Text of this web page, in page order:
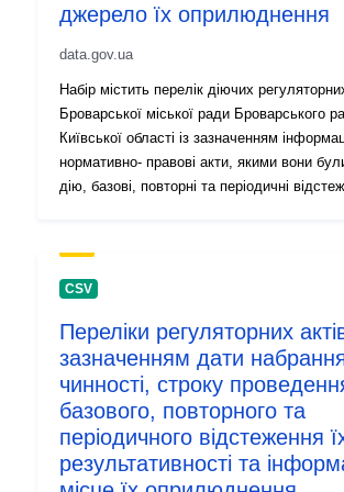
джерело їх оприлюднення
data.gov.ua
Набір містить перелік діючих
Броварської міської ради Броварського
Київської області із зазначенням інформації про
нормативно- правові акти, якими вони були введені в
дію, базові, повторні та періодичні відстеження
CSV
Переліки регуляторних
зазначенням дати
чинності, строку
базового, повторного та
періодичного відстеження
результативності та